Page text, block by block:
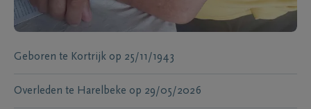
Geboren te Kortrijk op 25/11/1943
Overleden te Harelbeke op 29/05/2026